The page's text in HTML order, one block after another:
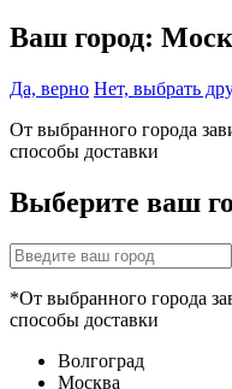
Ваш город:
Да, верно Нет, выбрать
От выбранного города
способы доставки
Выберите ваш
*От выбранного города
способы доставки
Волгоград
Москва